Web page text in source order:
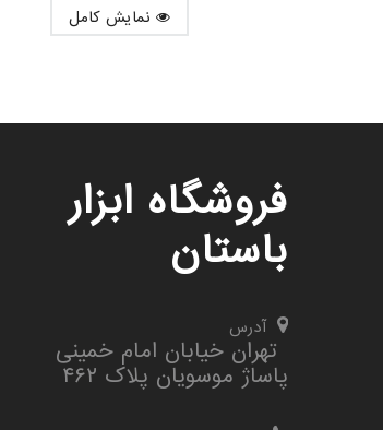
فروشگاه ابزار
باستان
آدرس
تهران خیابان امام خمینی
پاساژ موسویان پلاک ۴۶۲